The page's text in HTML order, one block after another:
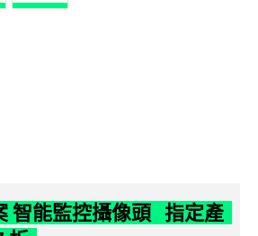
智能監控攝像頭 指定產